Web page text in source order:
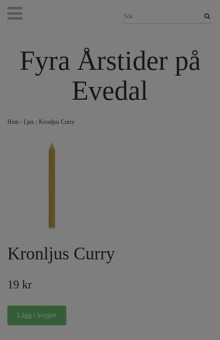
Fyra Årstider på
Evedal
Hem Ljus Kronljus Curry
Kronljus Curry
19 kr